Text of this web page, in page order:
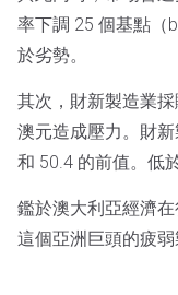
率下調 25 個基點（
於劣勢。
其次，財新製造業
澳元造成壓力。財
和 50.4 的前值。低
鑑於澳大利亞經濟
這個亞洲巨頭的疲弱